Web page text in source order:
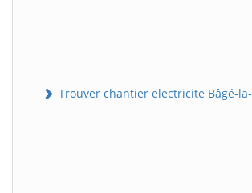
Trouver chantier electricite Bâgé-